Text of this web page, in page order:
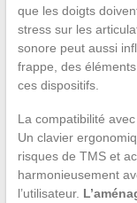
que les doigts
stress sur les
sonore peut aussi
frappe, des
ces dispositifs.
La compatibilité
Un clavier
risques de TMS et
harmonieusement
l’utilisateur.